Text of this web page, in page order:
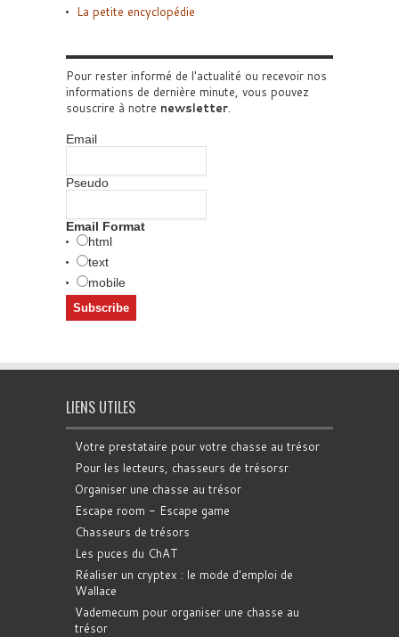
La petite encyclopédie
Pour rester informé de l'actualité ou recevoir nos
informations de dernière minute, vous pouvez
souscrire à notre newsletter.
Email
Pseudo
Email Format
html
text
mobile
LIENS UTILES
Votre prestataire pour votre chasse au trésor
Pour les lecteurs, chasseurs de trésorsr
Organiser une chasse au trésor
Escape room - Escape game
Chasseurs de trésors
Les puces du ChAT
Réaliser un cryptex : le mode d'emploi de
Wallace
Vademecum pour organiser une chasse au
trésor